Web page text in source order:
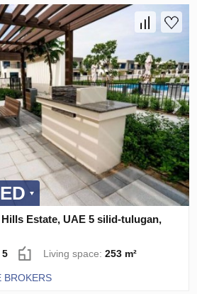
Estate, UAE 5 silid-tulugan,
5 Living space:253 m²
BROKERS